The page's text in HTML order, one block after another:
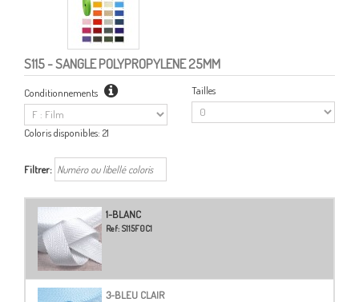
S115- SANGLE POLYPROPYLENE 25MM
Conditionnements Tailles
Coloris disponibles: 21
Filtrer:
1-BLANC
Ref: S115F0C1
3-BLEU CLAIR